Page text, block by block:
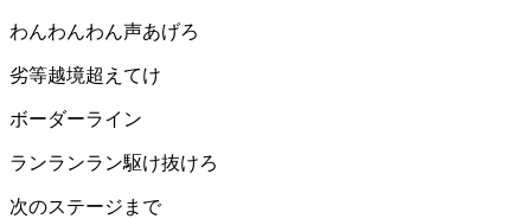
わんわんわん声あげろ
劣等越境超えてけ
ボーダーライン
ランランラン駆け抜けろ
次のステージまで